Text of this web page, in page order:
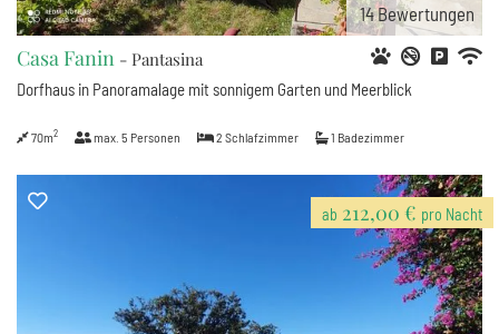
14Bewertungen
Casa Fanin - Pantasina
Dorfhaus in Panoramalage mit sonnigem Garten und Meerblick
70m2 max. 5 Personen 2 Schlafzimmer 1 Badezimmer
ab 212,00 € pro Nacht